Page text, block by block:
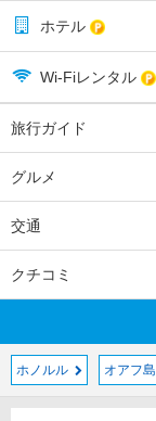
ホテル
Wi-Fiレンタル
旅行ガイド
グルメ
交通
クチコミ
ホノルル オアフ島